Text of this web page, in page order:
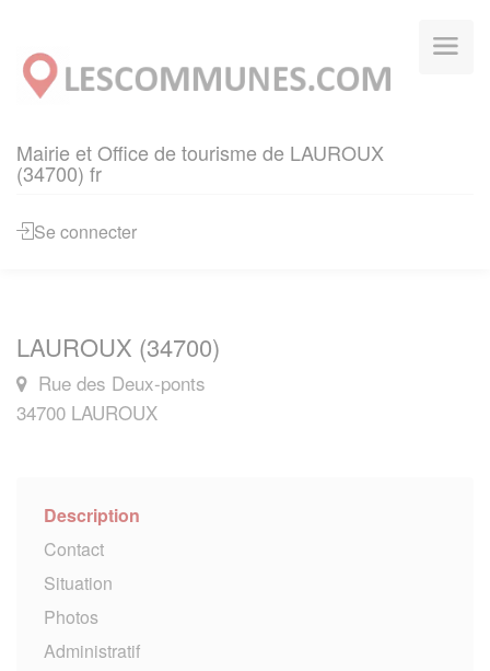
Mairie et Office de tourisme de LAUROUX
(34700) fr
Se connecter
LAUROUX (34700)
Rue des Deux-ponts
34700 LAUROUX
Description
Contact
Situation
Photos
Administratif